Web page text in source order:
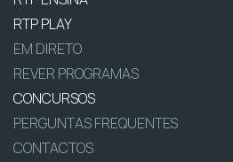
RTP PLAY
EM DIRETO
REVER PROGRAMAS
CONCURSOS
PERGUNTAS FREQUENTES
CONTACTOS